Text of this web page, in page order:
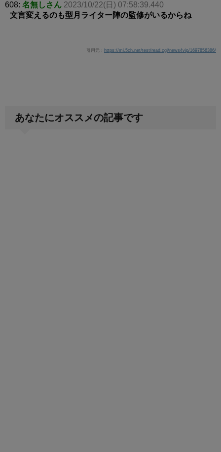
608: 名無しさん 2023/10/22(日) 07:58:39.440
文言変えるのも型月ライター陣の監修がいるからね
引用元： https://mi.5ch.net/test/read.cgi/news4vip/1697856386/
あなたにオススメの記事です